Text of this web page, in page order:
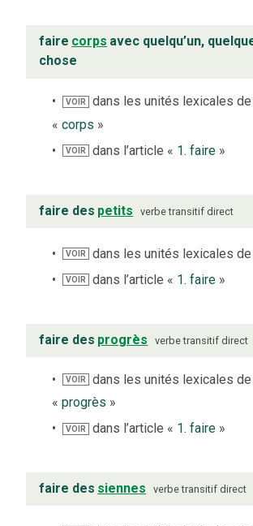
faire corps avec quelqu’un,
chose
VOIR
dans les unités lexicales de
« corps »
VOIR dans l’article « 1. faire »
faire des petits verbe transitif direct
VOIR dans les unités lexicales
VOIR dans l’article « 1. faire »
faire des progrès verbe transitif direct
VOIR
dans les unités lexicales de
« progrès »
VOIR dans l’article « 1. faire »
faire des siennes verbe transitif direct